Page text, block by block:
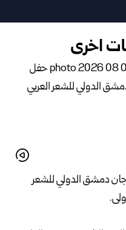
اخرى
دمشق الدولي للشعر